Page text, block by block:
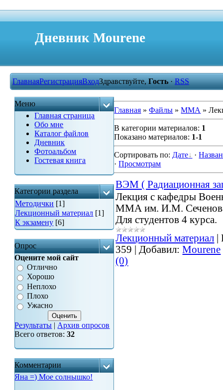
Дневник Mourene
ГлавнаяРегистрацияВходЗдравствуйте,Гость·RSS
Меню
Главная страница
Обо мне
Каталог файлов
Дневник
Фотоальбом
Гостевая книга
Категории раздела
Методички [1]
Лекционный материал [1]
К экзамену [6]
Опрос
Оцените мой сайт
Отлично
Хорошо
Неплохо
Плохо
Ужасно
Результаты | Архив опросов
Всего ответов:32
Комментарии
Яна =) Мое солнышко!
Главная »Файлы »ММА »
В категории материалов: 1
Показано материалов: 1-1
Сортировать по: Дате ·
·Просмотрам
ВЭМ ( Радиационная
Лекция с кафедры
ММА им. И.М.
Для студентов 4 курса.
Лекционный материал |
359
Добавил: Mourene
(0)